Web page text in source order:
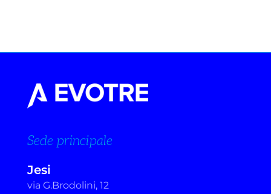
Sede principale
Jesi
via G.Brodolini, 12